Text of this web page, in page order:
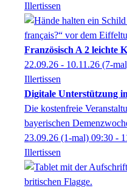
Illertissen
Französisch A 2 leichte
22.09.26 - 10.11.26 (7-
Illertissen
Digitale Unterstützung
Die kostenfreie
bayerischen
23.09.26 (1-mal) 09:30 -
Illertissen